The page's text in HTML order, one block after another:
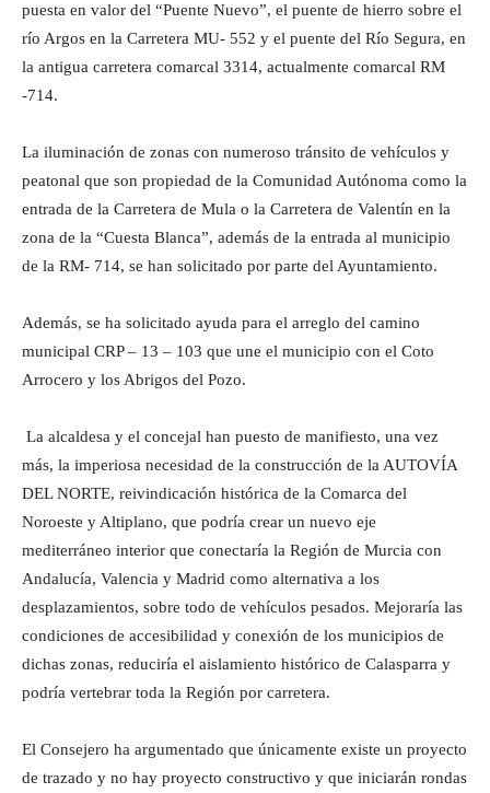
puesta en valor del “Puente Nuevo”, el puente de hierro sobre el
río Argos en la Carretera MU- 552 y el puente del Río Segura, en
la antigua carretera comarcal 3314, actualmente comarcal RM
-714.
La iluminación de zonas con numeroso tránsito de vehículos y
peatonal que son propiedad de la Comunidad Autónoma como la
entrada de la Carretera de Mula o la Carretera de Valentín en la
zona de la “Cuesta Blanca”, además de la entrada al municipio
de la RM- 714, se han solicitado por parte del Ayuntamiento.
Además, se ha solicitado ayuda para el arreglo del camino
municipal CRP – 13 – 103 que une el municipio con el Coto
Arrocero y los Abrigos del Pozo.
La alcaldesa y el concejal han puesto de manifiesto, una vez
más, la imperiosa necesidad de la construcción de la AUTOVÍA
DEL NORTE, reivindicación histórica de la Comarca del
Noroeste y Altiplano, que podría crear un nuevo eje
mediterráneo interior que conectaría la Región de Murcia con
Andalucía, Valencia y Madrid como alternativa a los
desplazamientos, sobre todo de vehículos pesados. Mejoraría las
condiciones de accesibilidad y conexión de los municipios de
dichas zonas, reduciría el aislamiento histórico de Calasparra y
podría vertebrar toda la Región por carretera.
El Consejero ha argumentado que únicamente existe un proyecto
de trazado y no hay proyecto constructivo y que iniciarán rondas